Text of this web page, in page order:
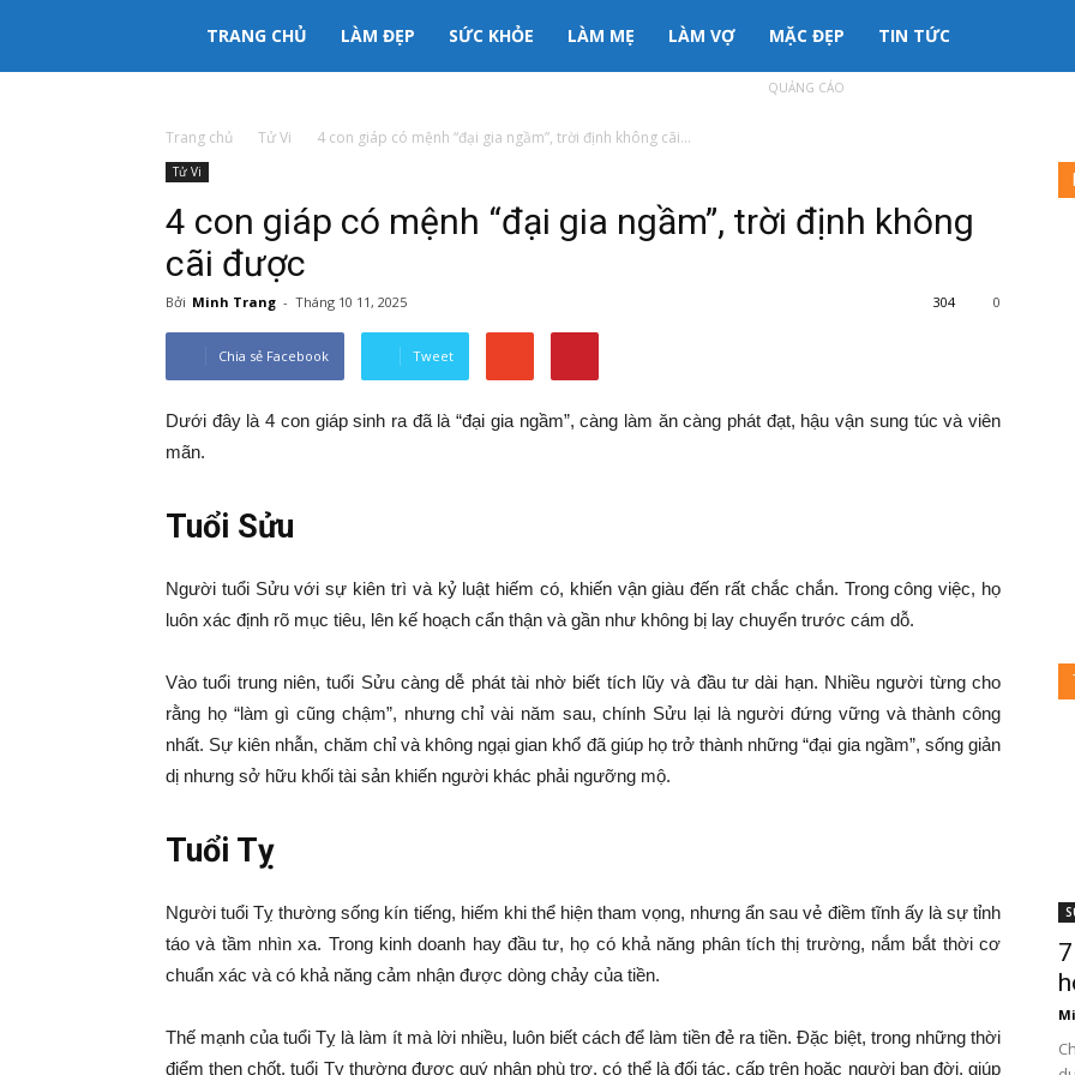
333mama
thông
tin
Bé
|
tức
mỗi
333
Ma
TRANG CHỦ LÀM ĐẸP SỨC KHỎE LÀM MẸ LÀM VỢ MẶC ĐẸP TIN TỨC
QUẢNG CÁO
Trang chủ Tử Vi 4 con giáp có mệnh “đại gia ngầm”, trời định không cãi...
Tử Vi
4 con giáp có mệnh “đại gia ngầm”, trời định không
cãi được
Bởi Minh Trang - Tháng 10 11, 2025 0
304
Chia sẻ Facebook Tweet
Dưới đây là 4 con giáp sinh ra đã là “đại gia ngầm”, càng làm ăn càng phát đạt, hậu vận sung túc và viên
mãn.
Tuổi Sửu
Người tuổi Sửu với sự kiên trì và kỷ luật hiếm có, khiến vận giàu đến rất chắc chắn. Trong công việc, họ
luôn xác định rõ mục tiêu, lên kế hoạch cẩn thận và gần như không bị lay chuyển trước cám dỗ.
Vào tuổi trung niên, tuổi Sửu càng dễ phát tài nhờ biết tích lũy và đầu tư dài hạn. Nhiều người từng cho
rằng họ “làm gì cũng chậm”, nhưng chỉ vài năm sau, chính Sửu lại là người đứng vững và thành công
nhất. Sự kiên nhẫn, chăm chỉ và không ngại gian khổ đã giúp họ trở thành những “đại gia ngầm”, sống giản
dị nhưng sở hữu khối tài sản khiến người khác phải ngưỡng mộ.
Tuổi Tỵ
Người tuổi Tỵ thường sống kín tiếng, hiếm khi thể hiện tham vọng, nhưng ẩn sau vẻ điềm tĩnh ấy là sự tỉnh
táo và tầm nhìn xa. Trong kinh doanh hay đầu tư, họ có khả năng phân tích thị trường, nắm bắt thời cơ
chuẩn xác và có khả năng cảm nhận được dòng chảy của tiền.
Thế mạnh của tuổi Tỵ là làm ít mà lời nhiều, luôn biết cách để làm tiền đẻ ra tiền. Đặc biệt, trong những thời
điểm then chốt, tuổi Tỵ thường được quý nhân phù trợ, có thể là đối tác, cấp trên hoặc người bạn đời, giúp